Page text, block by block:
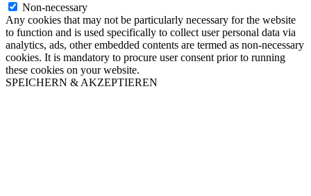
Non-necessary
Any cookies that may not be particularly necessary for the website
to function and is used specifically to collect user personal data via
analytics, ads, other embedded contents are termed as non-necessary
cookies. It is mandatory to procure user consent prior to running
these cookies on your website.
SPEICHERN & AKZEPTIEREN